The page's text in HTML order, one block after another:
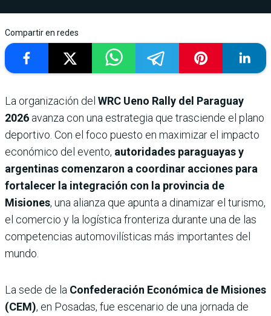
Compartir en redes
La organización del WRC Ueno Rally del Paraguay
2026 avanza con una estrategia que trasciende el plano
deportivo. Con el foco puesto en maximizar el impacto
económico del evento, autoridades paraguayas y
argentinas comenzaron a coordinar acciones para
fortalecer la integración con la provincia de
Misiones, una alianza que apunta a dinamizar el turismo,
el comercio y la logística fronteriza durante una de las
competencias automovilísticas más importantes del
mundo.
La sede de la Confederación Económica de Misiones
(CEM), en Posadas, fue escenario de una jornada de